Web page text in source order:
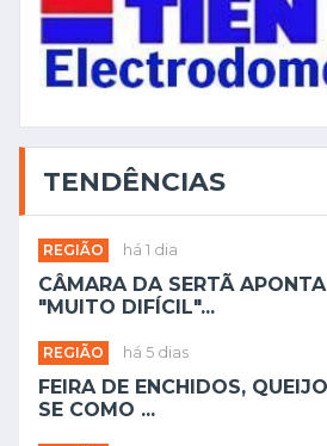
TENDÊNCIAS
REGIÃO há 1 dia
CÂMARA DA SERTÃ
"MUITO DIFÍCIL"...
REGIÃO há 5 dias
FEIRA DE ENCHIDOS,
SE COMO ...